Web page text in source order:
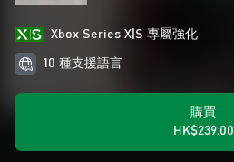
Xbox Series X|S 專屬強化
10 種支援語言
購買
HK$239.00